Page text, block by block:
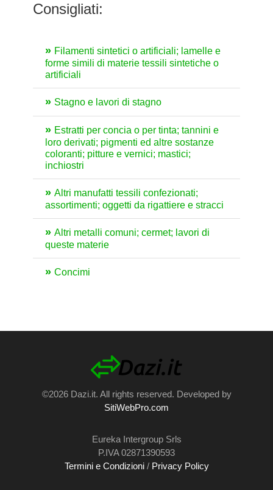
Consigliati:
Filamenti sintetici o artificiali; lamelle e
forme simili di materie tessili sintetiche o
artificiali
Stagno e lavori di stagno
Estratti per concia o per tinta; tannini e
loro derivati; pigmenti ed altre sostanze
coloranti; pitture e vernici; mastici;
inchiostri
Altri manufatti tessili confezionati;
assortimenti; oggetti da rigattiere e stracci
Altri metalli comuni; cermet; lavori di
queste materie
Concimi
©2026 Dazi.it. All rights reserved. Developed by
SitiWebPro.com
Eureka Intergroup Srls
P.IVA 02871390593
Termini e Condizioni/ Privacy Policy